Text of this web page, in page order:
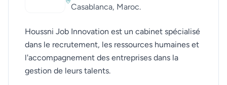
Casablanca, Maroc.
Houssni Job Innovation est un cabinet spécialisé
dans le recrutement, les ressources humaines et
l'accompagnement des entreprises dans la
gestion de leurs talents.